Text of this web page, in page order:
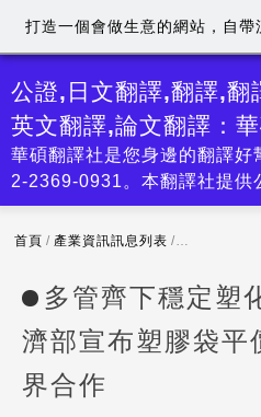
公證,日文翻譯,翻譯,翻
英文翻譯,論文翻譯：
華碩翻譯社是您身邊的翻譯好
2-2369-0931。本翻譯社提供
首頁 / 產業資訊訊息列表 / 多管齊下穩
多管齊下穩定
濟部宣布塑膠袋平
界合作
打造一個會做生意的網站，自帶